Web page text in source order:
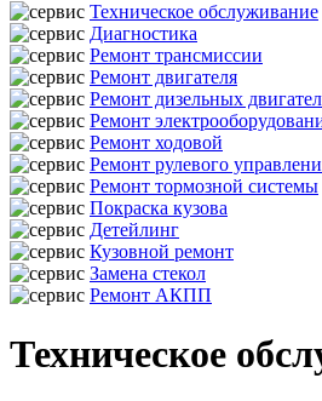
Техническое обслуживание
Диагностика
Ремонт трансмиссии
Ремонт двигателя
Ремонт дизельных
Ремонт
Ремонт ходовой
Ремонт рулевого
Ремонт тормозной системы
Покраска кузова
Детейлинг
Кузовной ремонт
Замена стекол
Ремонт АКПП
Техническое